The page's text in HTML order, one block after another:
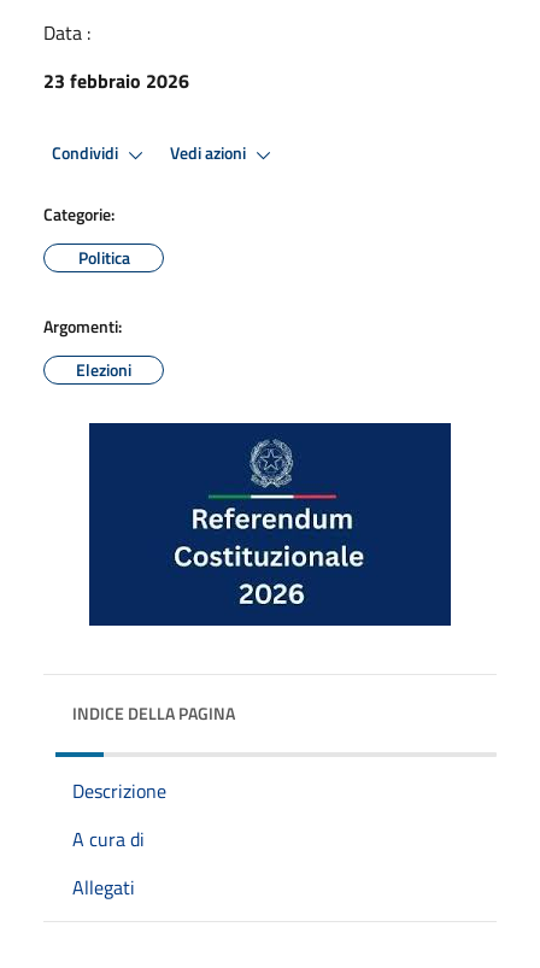
Data :
23 febbraio 2026
Condividi Vedi azioni
Categorie:
Politica
Argomenti:
Elezioni
INDICE DELLA PAGINA
Descrizione
A cura di
Allegati